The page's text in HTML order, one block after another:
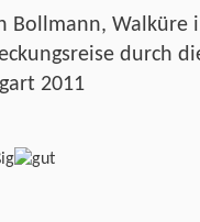
Bollmann, Walküre
durch
2011